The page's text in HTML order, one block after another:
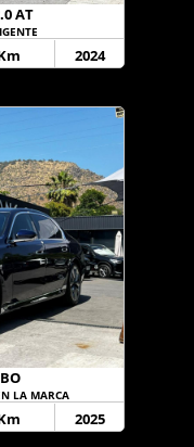
AT
2024
LA MARCA
2025